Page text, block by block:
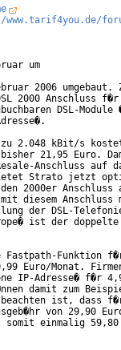
um
2006 umgebaut.
2000 Anschluss
DSL-Module
zu 2.048 kBit/s
21,95 Euro.
Anschluss auf
bietet Strato jetzt
2000er Anschluss
mit diesem
der DSL-
ist der doppelte
Funktion
Euro/Monat.
IP-Adresse� f�r
damit zum
beachten ist, dass
von 29,90
somit einmalig 59,80